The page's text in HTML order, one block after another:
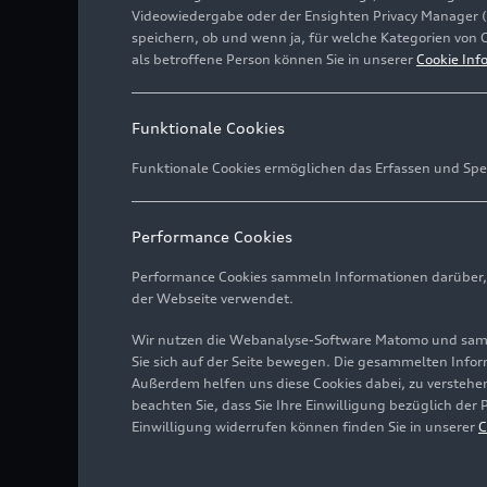
Videowiedergabe oder der Ensighten Privacy
speichern, ob und wenn ja, für welche Kategorien
als betroffene Person können Sie in unserer Cookie
Funktionale Cookies
Funktionale Cookies ermöglichen das Erfassen und
Performance Cookies
Performance Cookies sammeln Informationen
der Webseite verwendet.
Wir nutzen die Webanalyse-Software Matomo und
Sie sich auf der Seite bewegen. Die gesammelten
Außerdem helfen uns diese Cookies dabei, zu
beachten Sie, dass Sie Ihre Einwilligung bezüglich
Einwilligung widerrufen können finden Sie in unserer